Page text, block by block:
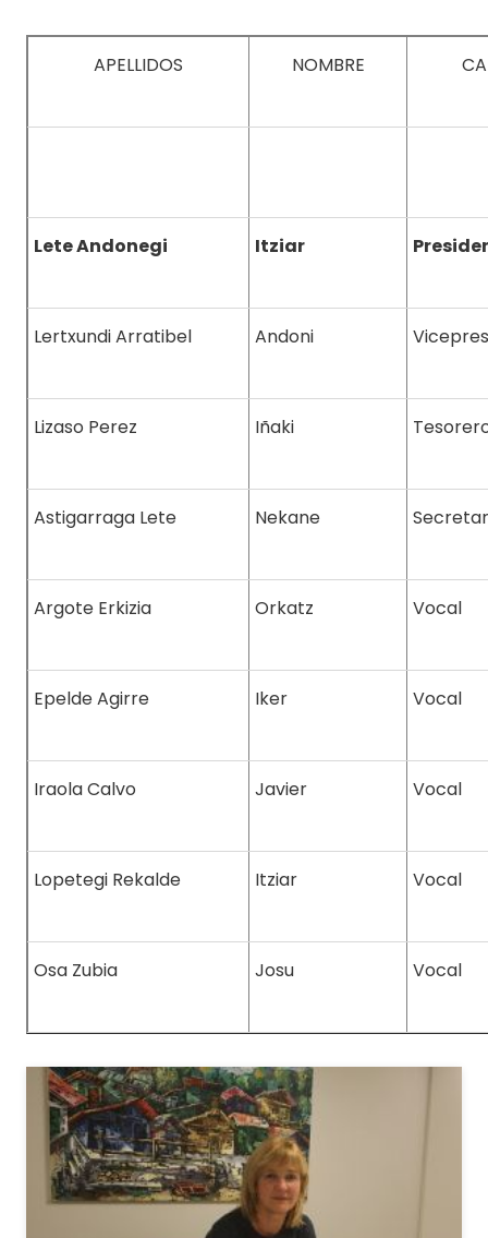
APELLIDOS NOMBRE
Lete Andonegi Itziar
Lertxundi Arratibel Andoni
Lizaso Perez Iñaki
Astigarraga Lete Nekane
Argote Erkizia Orkatz Vocal
Epelde Agirre Iker Vocal
Iraola Calvo Javier Vocal
Lopetegi Rekalde Itziar Vocal
Osa Zubia Josu Vocal